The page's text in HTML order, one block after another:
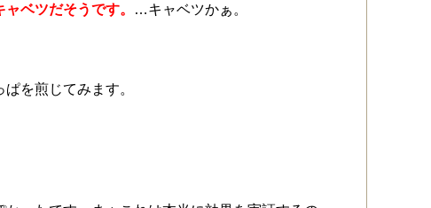
ベツだそうです。 …キャベツかぁ。
を煎じてみます。